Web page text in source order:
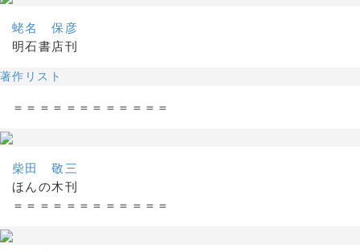
蛯名 保彦
明石書店刊
著作リスト
＝＝＝＝＝＝＝＝＝＝＝＝
柴田 敬三
ほんの木刊
＝＝＝＝＝＝＝＝＝＝＝＝